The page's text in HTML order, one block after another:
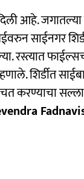
आहे. जगातल्या
साईनगर
रस्त्यात
शिर्डीत
करण्याचा